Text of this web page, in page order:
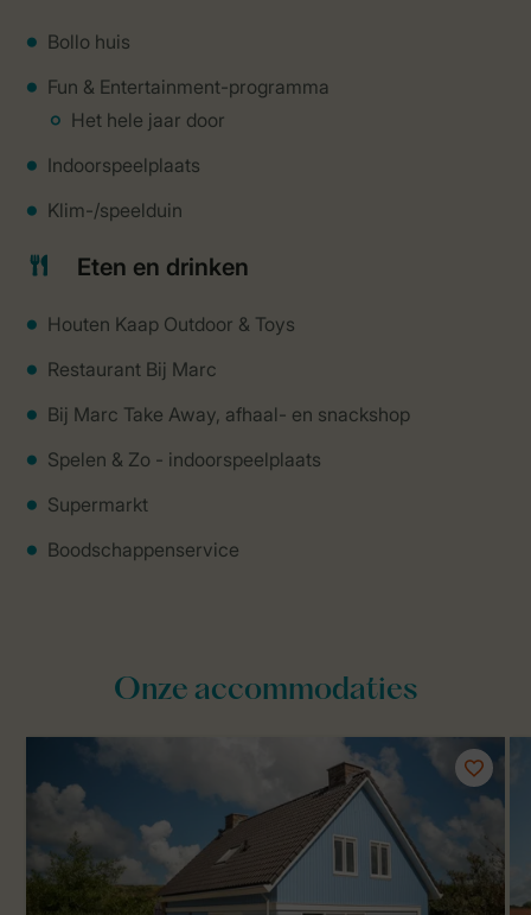
Bollo huis
Fun & Entertainment-programma
Het hele jaar door
Indoorspeelplaats
Klim-/speelduin
Eten en drinken
Houten Kaap Outdoor & Toys
Restaurant Bij Marc
Bij Marc Take Away, afhaal- en snackshop
Spelen & Zo - indoorspeelplaats
Supermarkt
Boodschappenservice